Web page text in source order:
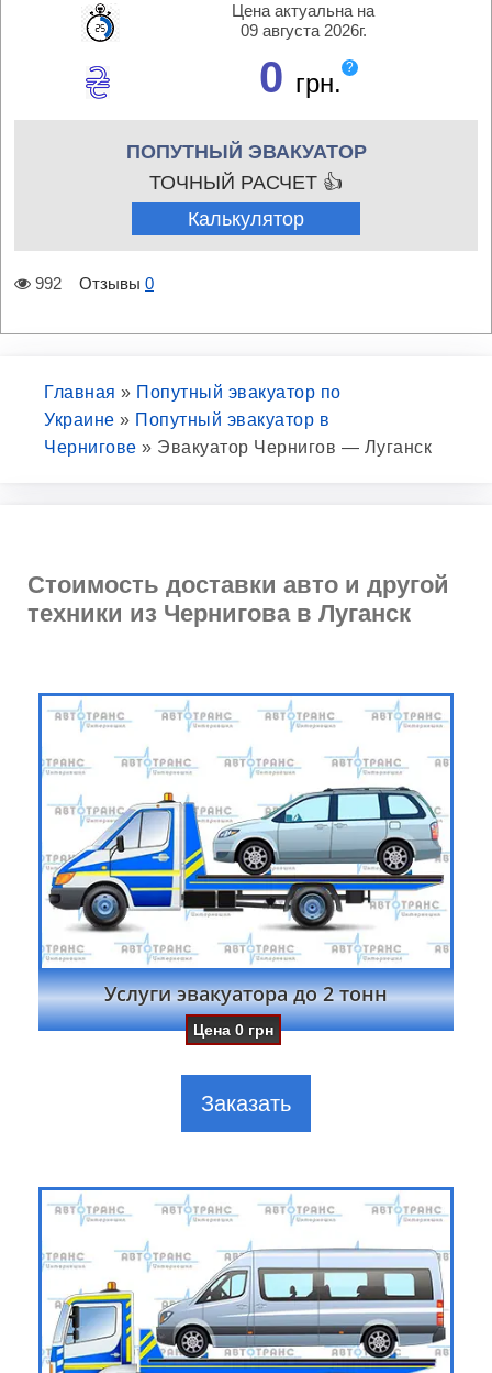
Цена актуальна на
09 августа 2026г.
0 грн.
?
ПОПУТНЫЙ ЭВАКУАТОР
ТОЧНЫЙ РАСЧЕТ 👍
Калькулятор
992 Отзывы 0
Главная » Попутный эвакуатор по
Украине » Попутный эвакуатор в
Чернигове » Эвакуатор Чернигов — Луганск
Стоимость доставки авто и другой
техники из Чернигова в Луганск
Услуги эвакуатора до 2 тонн
Цена0 грн
Заказать